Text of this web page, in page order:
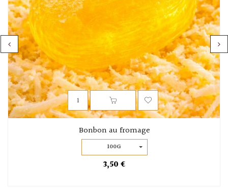
Bonbon au fromage
100G
3,50 €
‹ ›